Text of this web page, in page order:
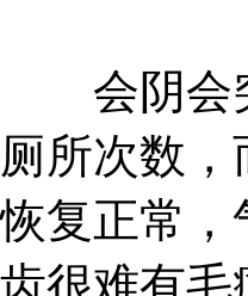
会阴会突
厕所次数
恢复正常，
齿很难有毛